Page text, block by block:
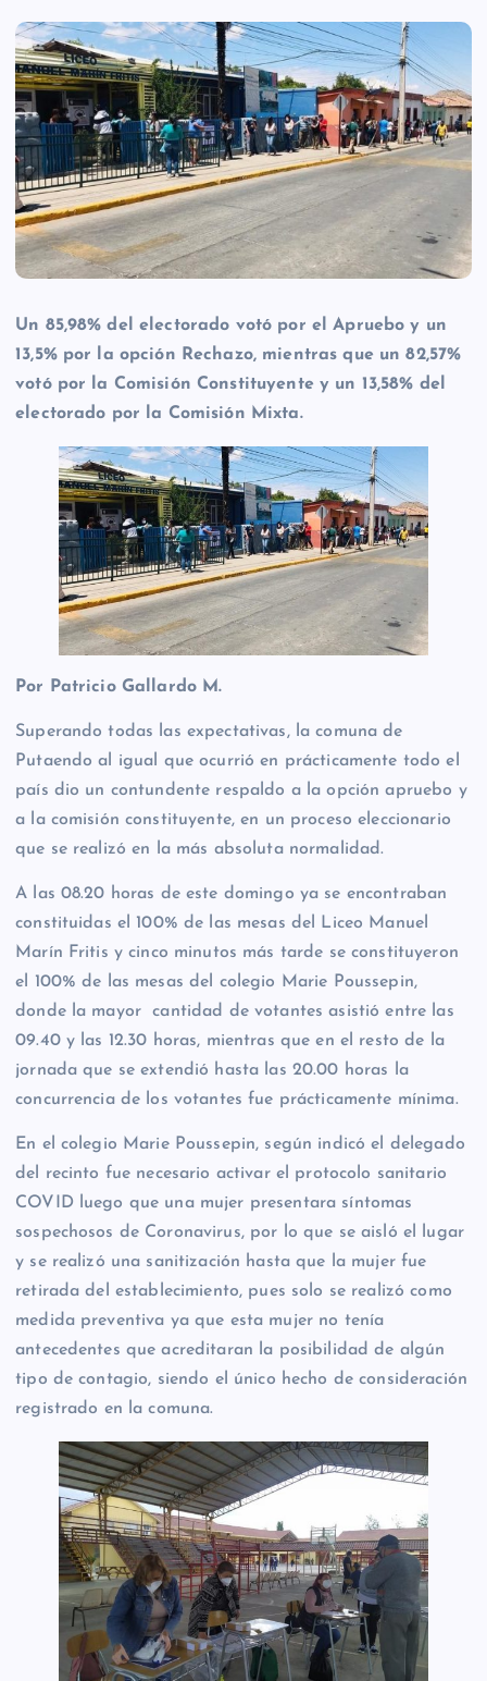
Un 85,98% del electorado votó por el Apruebo y un
13,5% por la opción Rechazo, mientras que un 82,57%
votó por la Comisión Constituyente y un 13,58% del
electorado por la Comisión Mixta.
Por Patricio Gallardo M.
Superando todas las expectativas, la comuna de
Putaendo al igual que ocurrió en prácticamente todo el
país dio un contundente respaldo a la opción apruebo y
a la comisión constituyente, en un proceso eleccionario
que se realizó en la más absoluta normalidad.
A las 08.20 horas de este domingo ya se encontraban
constituidas el 100% de las mesas del Liceo Manuel
Marín Fritis y cinco minutos más tarde se constituyeron
el 100% de las mesas del colegio Marie Poussepin,
donde la mayor cantidad de votantes asistió entre las
09.40 y las 12.30 horas, mientras que en el resto de la
jornada que se extendió hasta las 20.00 horas la
concurrencia de los votantes fue prácticamente mínima.
En el colegio Marie Poussepin, según indicó el delegado
del recinto fue necesario activar el protocolo sanitario
COVID luego que una mujer presentara síntomas
sospechosos de Coronavirus, por lo que se aisló el lugar
y se realizó una sanitización hasta que la mujer fue
retirada del establecimiento, pues solo se realizó como
medida preventiva ya que esta mujer no tenía
antecedentes que acreditaran la posibilidad de algún
tipo de contagio, siendo el único hecho de consideración
registrado en la comuna.